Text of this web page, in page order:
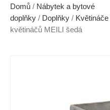
Domů / Nábytek a bytové
doplňky / Doplňky / Květináče
květináčů MEILI šedá